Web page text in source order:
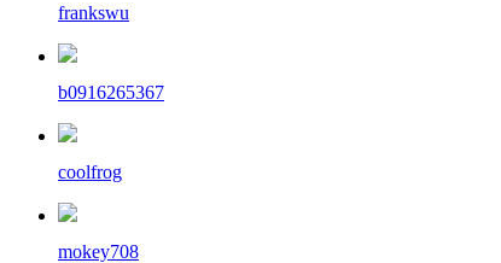
frankswu
b0916265367
coolfrog
mokey708